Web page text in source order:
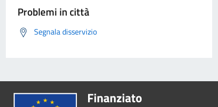
Problemi in città
Segnala disservizio